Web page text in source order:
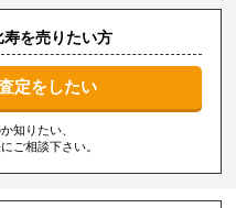
寿を売りたい方
定をしたい
知りたい、
ご相談下さい。